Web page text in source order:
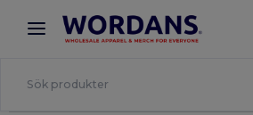
× Wordans-app
Bättre priser i appen!